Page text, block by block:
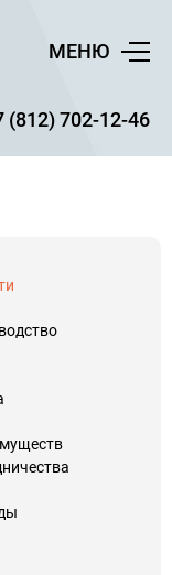
МЕНЮ
(812) 702-12-46